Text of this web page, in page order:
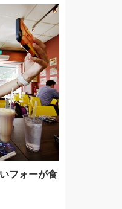
フォーが食